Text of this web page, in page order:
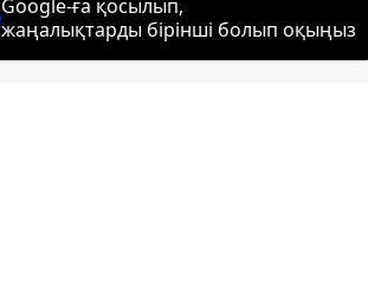
Google-ға қосылып,
жаңалықтарды бірінші болып оқыңыз